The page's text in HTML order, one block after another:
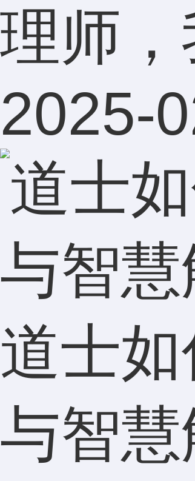
理师
2025-
道士
与智